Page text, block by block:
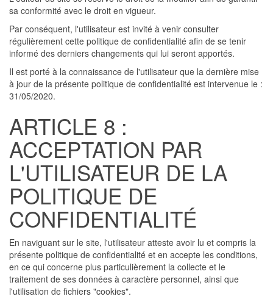
sa conformité avec le droit en vigueur.
Par conséquent, l'utilisateur est invité à venir consulter
régulièrement cette politique de confidentialité afin de se tenir
informé des derniers changements qui lui seront apportés.
Il est porté à la connaissance de l'utilisateur que la dernière mise
à jour de la présente politique de confidentialité est intervenue le :
31/05/2020.
ARTICLE 8 :
ACCEPTATION PAR
L'UTILISATEUR DE LA
POLITIQUE DE
CONFIDENTIALITÉ
En naviguant sur le site, l'utilisateur atteste avoir lu et compris la
présente politique de confidentialité et en accepte les conditions,
en ce qui concerne plus particulièrement la collecte et le
traitement de ses données à caractère personnel, ainsi que
l'utilisation de fichiers "cookies".